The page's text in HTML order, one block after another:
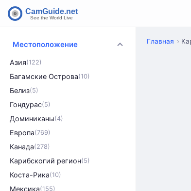
Местоположение
Азия(122)
Багамские Острова(10)
Белиз(5)
Гондурас(5)
Доминиканы(4)
Европа(769)
Канада(278)
Карибскогий регион(5)
Коста-Рика(10)
Мексика(155)
Главная